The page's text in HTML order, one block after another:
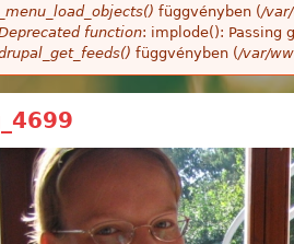
_menu_load_objects() függvényben (/
function: implode(): Passing
függvényben (/var/